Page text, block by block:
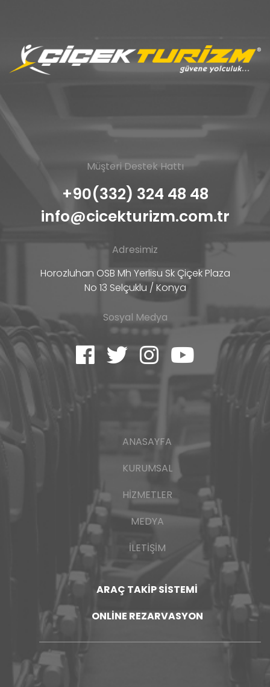
Müşteri Destek Hattı
+90(332) 324 48 48
info@cicekturizm.com.tr
Adresimiz
Horozluhan OSB Mh Yerlisu Sk Çiçek Plaza
No 13 Selçuklu / Konya
Sosyal Medya
ANASAYFA
KURUMSAL
HIZMETLER
MEDYA
İLETIŞIM
ARAÇ TAKIP SISTEMI
ONLINE REZARVASYON